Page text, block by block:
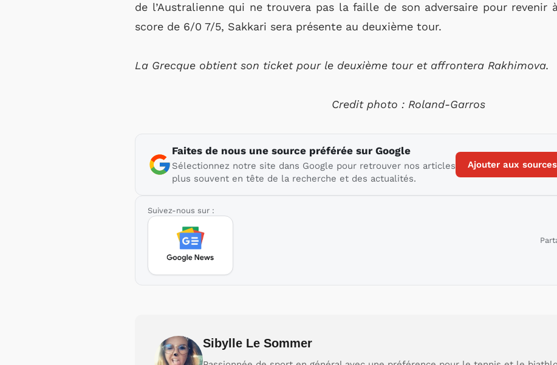
de l’Australienne qui ne trouvera pas la faille de son adversaire pour
score de 6/0 7/5, Sakkari sera présente au deuxième tour.
La Grecque obtient son ticket pour le deuxième tour et affrontera Rakhimova.
Credit photo : Roland-Garros
Faites de nous une source préférée sur Google
Sélectionnez notre site dans Google pour retrouver nos articles
plus souvent en tête de la recherche et des actualités.
Ajouter aux
Suivez-nous sur :
Sibylle Le Sommer